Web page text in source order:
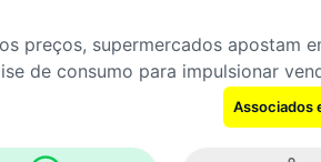
preços, supermercados apostam
de consumo para impulsionar
Associados